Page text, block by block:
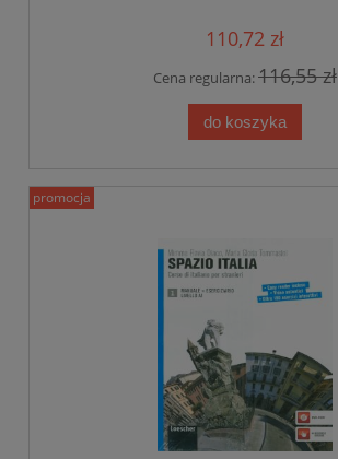
110,72 zł
Cena regularna:116,55 zł
do koszyka
promocja